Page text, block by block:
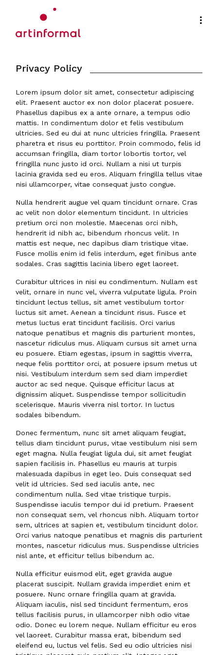
Privacy Policy
Lorem ipsum dolor sit amet, consectetur adipiscing
elit. Praesent auctor ex non dolor placerat posuere.
Phasellus dapibus ex a ante ornare, a tempus odio
mattis. In condimentum dolor et felis vestibulum
ultricies. Sed eu dui at nunc ultricies fringilla. Praesent
pharetra et risus eu porttitor. Proin commodo, felis id
accumsan fringilla, diam tortor lobortis tortor, vel
fringilla nunc justo id orci. Nullam a nisi ut turpis
lacinia gravida sed eu eros. Aliquam fringilla tellus vitae
nisi ullamcorper, vitae consequat justo congue.
Nulla hendrerit augue vel quam tincidunt ornare. Cras
ac velit non dolor elementum tincidunt. In ultricies
pretium orci non molestie. Maecenas orci nibh,
hendrerit id nibh ac, bibendum rhoncus velit. In
mattis est neque, nec dapibus diam tristique vitae.
Fusce mollis enim id felis interdum, eget finibus ante
sodales. Cras sagittis lacinia libero eget laoreet.
Curabitur ultrices in nisi eu condimentum. Nullam est
velit, ornare in nunc vel, viverra vulputate ligula. Proin
tincidunt lectus tellus, sit amet vestibulum tortor
luctus sit amet. Aenean a tincidunt risus. Fusce et
metus luctus erat tincidunt facilisis. Orci varius
natoque penatibus et magnis dis parturient montes,
nascetur ridiculus mus. Aliquam cursus sit amet urna
eu posuere. Etiam egestas, ipsum in sagittis viverra,
neque felis porttitor orci, at posuere ipsum metus ut
nisi. Vestibulum interdum sem sed diam imperdiet
auctor ac sed neque. Quisque efficitur lacus at
dignissim aliquet. Suspendisse tempor sollicitudin
scelerisque. Mauris viverra nisl tortor. In luctus
sodales bibendum.
Donec fermentum, nunc sit amet aliquam feugiat,
tellus diam tincidunt purus, vitae vestibulum nisi sem
eget magna. Nulla feugiat ligula dui, sit amet feugiat
sapien facilisis in. Phasellus eu mauris at turpis
malesuada dapibus in eget leo. Duis consequat sed
velit id ultricies. Sed sed iaculis ante, nec
condimentum nulla. Sed vitae tristique turpis.
Suspendisse iaculis tempor dui id pretium. Praesent
non consequat sem, vel rhoncus nibh. Aliquam tortor
sem, ultrices at sapien et, vestibulum tincidunt dolor.
Orci varius natoque penatibus et magnis dis parturient
montes, nascetur ridiculus mus. Suspendisse ultricies
nisl ante, et efficitur tellus bibendum ac.
Nulla efficitur euismod elit, eget gravida augue
placerat suscipit. Nullam gravida imperdiet enim et
posuere. Nunc ornare fringilla quam at gravida.
Aliquam iaculis, nisl sed tincidunt fermentum, eros
tellus facilisis purus, in ullamcorper nibh odio vitae
odio. Donec eu lorem neque. Nullam efficitur eu eros
vel laoreet. Curabitur massa erat, bibendum sed
eleifend eu, luctus vel felis. Sed eu odio ultricies nisi